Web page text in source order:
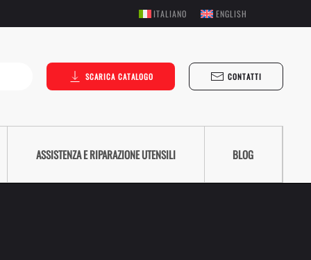
ITALIANO ENGLISH
SCARICA CATALOGO CONTATTI
ASSISTENZA E RIPARAZIONE UTENSILI BLOG